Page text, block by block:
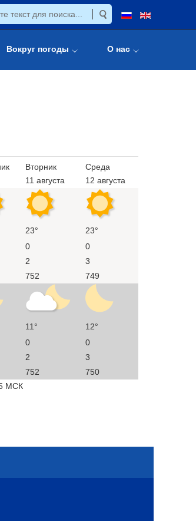
Вокруг погоды О нас
Вторник
11 августа
Среда
12 августа
23°
23°
0
0
2
3
752 749
11°
12°
0
0
2
3
752
750
МСК